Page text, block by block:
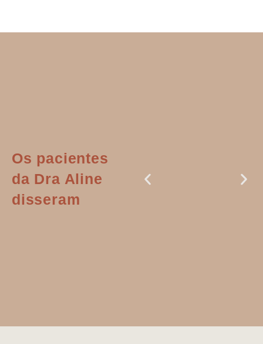
Os pacientes
da Dra Aline
disseram